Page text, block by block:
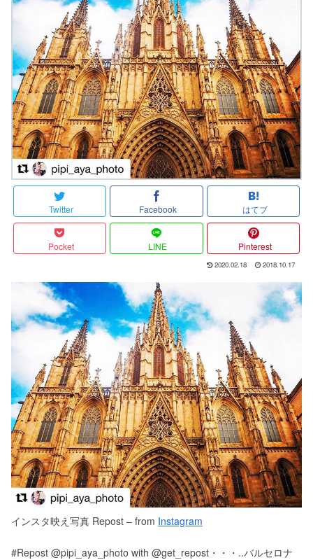
Twitter Facebook はてブ
Pocket LINE Pinterest
2020.02.18 2018.10.17
インスタ映え写真 Repost – from Instagram
#Repost @pipi_aya_photo with @get_repost・・・..バルセロナ